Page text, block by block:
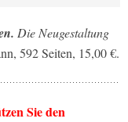
Die Neugestaltung
592 Seiten, 15,00 €.
Sie den